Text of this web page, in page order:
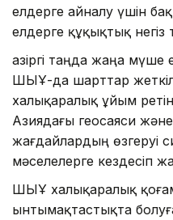
елдерге айналу үшін
елдерге құқықтық
Қазіргі таңда жаңа
ШЫҰ-да шарттар
халықаралық ұйым
Азиядағы геосаяси
жағдайлардың өзгеруі
мәселелерге кездесіп
ШЫҰ халықаралық
ынтымақтастықта